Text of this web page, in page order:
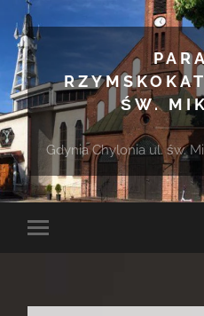
ŚW.
Gdynia Chylonia ul. św.
Toggle